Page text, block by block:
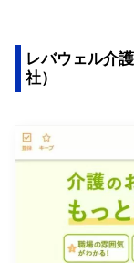
レバウェル介
社）